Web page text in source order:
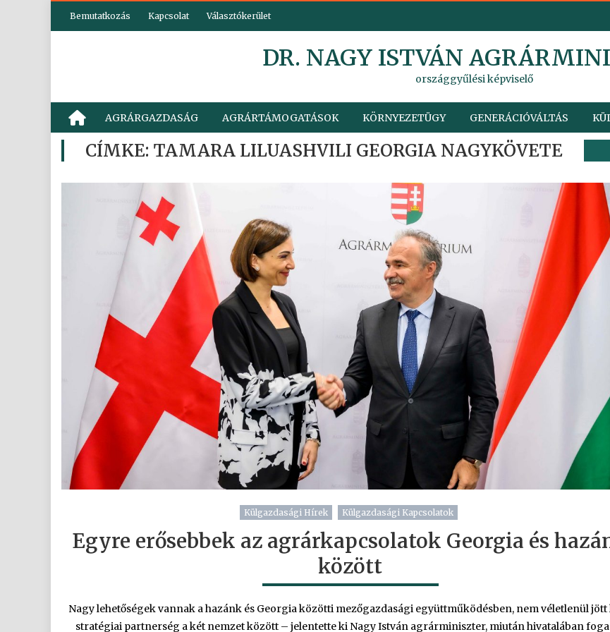
Bemutatkozás Kapcsolat Választókerület
DR. NAGY ISTVÁN
országgyűlési képviselő
AGRÁRGAZDASÁG AGRÁRTÁMOGATÁSOK KÖRNYEZETÜGY GENERÁCIÓVÁLTÁS
CÍMKE: TAMARA LILUASHVILI GEORGIA NAGYKÖVETE
Külgazdasági Hírek Külgazdasági Kapcsolatok
Egyre erősebbek az agrárkapcsolatok Georgia és
között
Nagy lehetőségek vannak a hazánk és Georgia közötti mezőgazdasági együttműködésben, nem véletlenül jött
stratégiai partnerség a két nemzet között – jelentette ki Nagy István agrárminiszter, miután hivatalában